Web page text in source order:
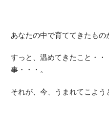
あなたの中で育ててきたもの
すっと、温めてきたこと・
事・・・。
それが、今、うまれてこよ